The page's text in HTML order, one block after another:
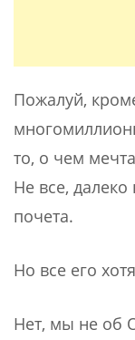
Пожалуй,
то, о чем
Не все, далеко
почета.
Но все его
Нет, мы не об